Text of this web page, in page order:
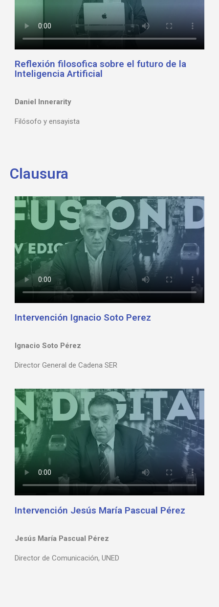
Reflexión filosofica sobre el futuro de la
Inteligencia Artificial
Daniel Innerarity
Filósofo y ensayista
Clausura
Intervención Ignacio Soto Perez
Ignacio Soto Pérez
Director General de Cadena SER
Intervención Jesús María Pascual Pérez
Jesús María Pascual Pérez
Director de Comunicación, UNED